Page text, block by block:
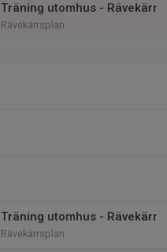
Träning utomhus - Rävekärr
Rävekärrsplan
Träning utomhus - Rävekärr
Rävekärrsplan